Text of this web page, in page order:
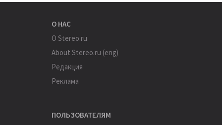
О НАС
О Stereo.ru
About Stereo.ru (eng)
Редакция
Реклама
ПОЛЬЗОВАТЕЛЯМ